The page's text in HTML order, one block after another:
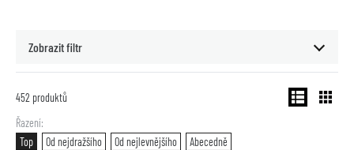
Zobrazit filtr
452 produktů
Řazení
Top
Od nejdražšího Od nejlevnějšího Abecedně